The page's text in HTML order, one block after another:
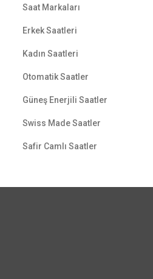
Saat Markaları
Erkek Saatleri
Kadın Saatleri
Otomatik Saatler
Güneş Enerjili Saatler
Swiss Made Saatler
Safir Camlı Saatler